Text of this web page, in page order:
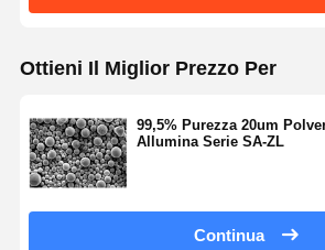
Casa
Ottieni Il Miglior Prezzo Per
99,5% Purezza 20um
Allumina Serie SA-ZL
Continua